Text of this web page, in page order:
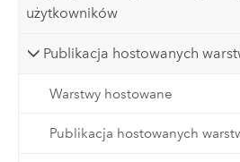
użytkowników
Publikacja hostowanych
Warstwy hostowane
Publikacja hostowanych